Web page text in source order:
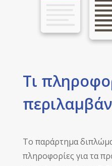
Τι
Το παράρτημα
πληροφορίες για τα